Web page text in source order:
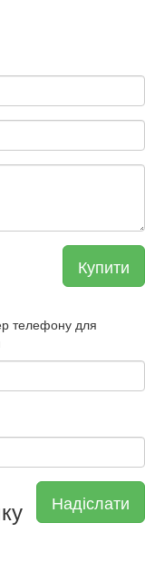
Купити
телефону для
Надіслати